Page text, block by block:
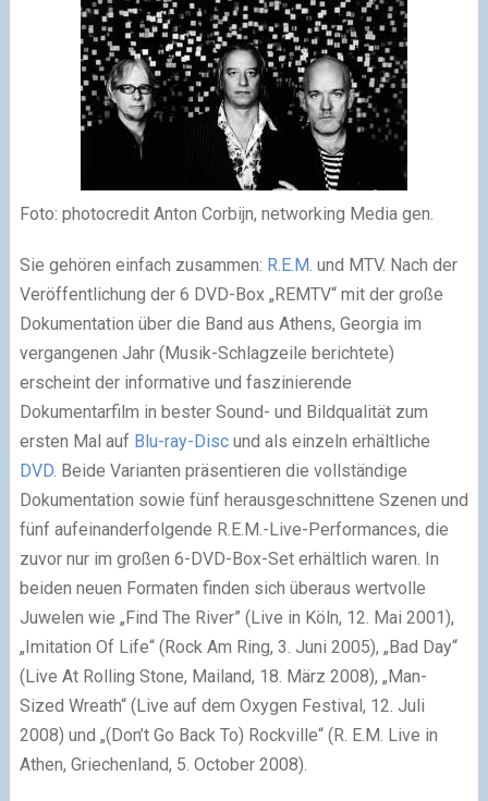
Foto: photocredit Anton Corbijn, networking Media gen.
Sie gehören einfach zusammen: R.E.M. und MTV. Nach der
Veröffentlichung der 6 DVD-Box „REMTV“ mit der große
Dokumentation über die Band aus Athens, Georgia im
vergangenen Jahr (Musik-Schlagzeile berichtete)
erscheint der informative und faszinierende
Dokumentarfilm in bester Sound- und Bildqualität zum
ersten Mal auf Blu-ray-Discund als einzeln erhältliche
DVD. Beide Varianten präsentieren die vollständige
Dokumentation sowie fünf herausgeschnittene Szenen und
fünf aufeinanderfolgende R.E.M.-Live-Performances, die
zuvor nur im großen 6-DVD-Box-Set erhältlich waren. In
beiden neuen Formaten finden sich überaus wertvolle
Juwelen wie „Find The River” (Live in Köln, 12. Mai 2001),
„Imitation Of Life“ (Rock Am Ring, 3. Juni 2005), „Bad Day“
(Live At Rolling Stone, Mailand, 18. März 2008), „Man-
Sized Wreath“ (Live auf dem Oxygen Festival, 12. Juli
2008) und „(Don’t Go Back To) Rockville“ (R. E.M. Live in
Athen, Griechenland, 5. October 2008).